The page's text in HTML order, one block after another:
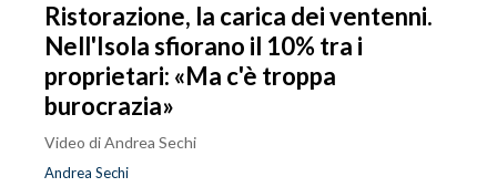
Ristorazione, la carica dei ventenni.
Nell'Isola sfiorano il 10% tra i
proprietari: «Ma c'è troppa
burocrazia»
Video di Andrea Sechi
Andrea Sechi